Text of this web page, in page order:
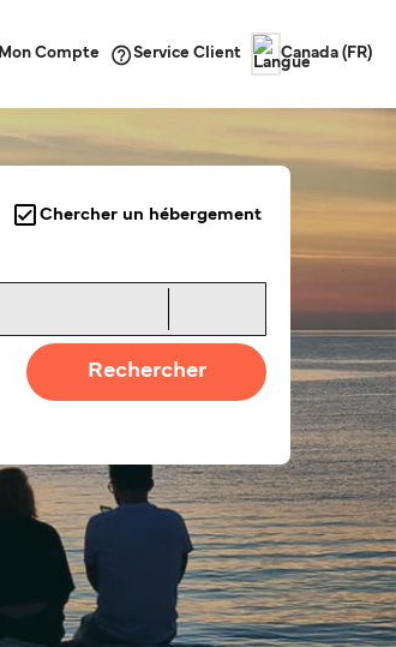
Mon Compte Service Client Canada (FR)
Chercher un hébergement
Rechercher